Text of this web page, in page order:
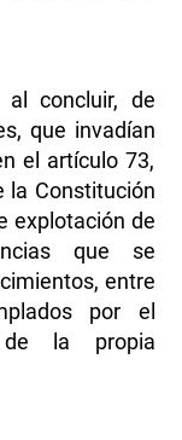
concluir, de
que invadían
el artículo 73,
la Constitución
explotación de
que se
entre
por el
la propia